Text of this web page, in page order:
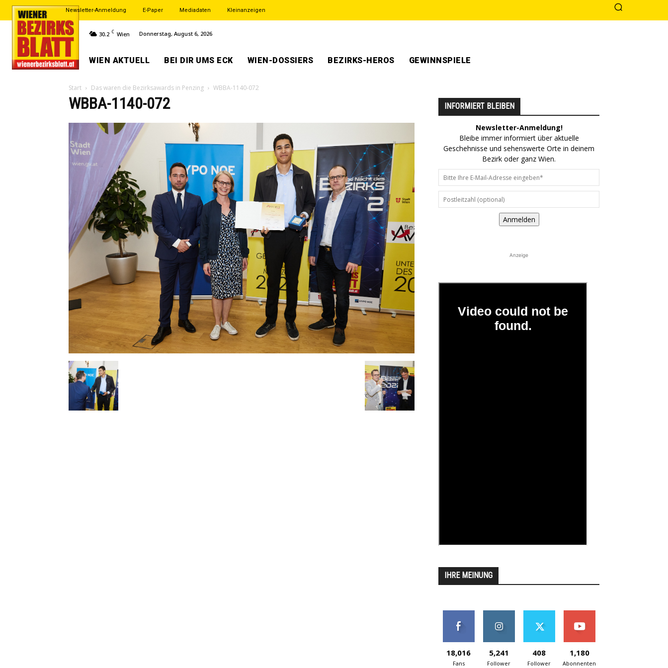
Newsletter-Anmeldung E-Paper Mediadaten Kleinanzeigen
30.2 C Wien Donnerstag, August 6, 2026
WIEN AKTUELL BEI DIR UMS ECK WIEN-DOSSIERS BEZIRKS-HEROS GEWINNSPIELE
Start Das waren die Bezirksawards in Penzing WBBA-1140-072
WBBA-1140-072 INFORMIERT BLEIBEN
Newsletter-Anmeldung!
Bleibe immer informiert über aktuelle
Geschehnisse und sehenswerte Orte in deinem
Bezirk oder ganz Wien.
Anmelden
Anzeige
IHRE MEINUNG
18,016
Fans
5,241
Follower
408
Follower
1,180
Abonnenten